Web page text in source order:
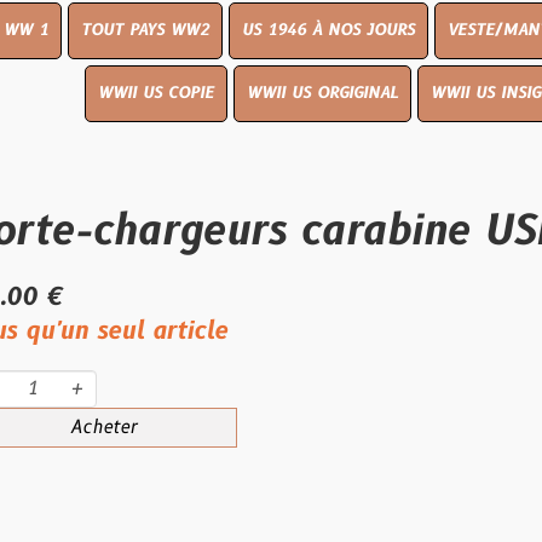
PAYS WW2 US 1946 À NOS JOURS VESTE/MANTEAU
US COPIE WWII US ORGIGINAL WWII US INSIGNES
carabine USM1
article